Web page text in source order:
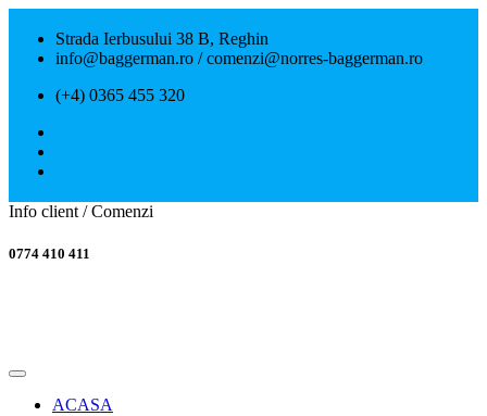
Strada Ierbusului 38 B, Reghin
info@baggerman.ro / comenzi@norres-baggerman.ro
(+4) 0365 455 320
Info client / Comenzi
0774 410 411
ACASA